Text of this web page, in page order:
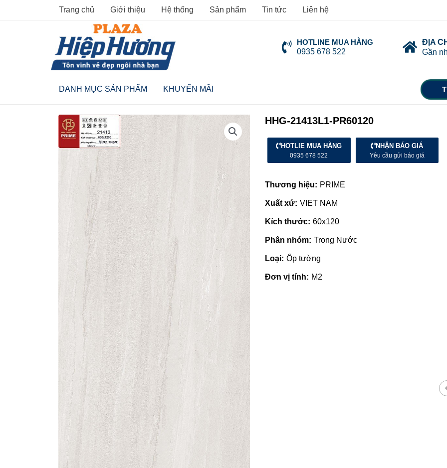
to
Trang chủ Giới thiệu Hệ thống Sản phẩm Tin tức Liên hệ
HOTLINE MUA HÀNG
0935 678 522
ĐỊA
Gần
DANH MỤC SẢN PHẨM KHUYẾN MÃI
HHG-21413L1-PR60120
HOTLIE MUA HÀNG
0935 678 522
NHẬN BÁO GIÁ
Yêu cầu gửi báo giá
Thương hiệu: PRIME
Xuất xứ: VIET NAM
Kích thước: 60x120
Phân nhóm: Trong Nước
Loại: Ốp tường
Đơn vị tính: M2
Nhà phân phối gạch ngói, sơn
tại Quảng Ngãi
Cửa hàng vật liệu xây dựng
hàng đầu Quảng Ngãi